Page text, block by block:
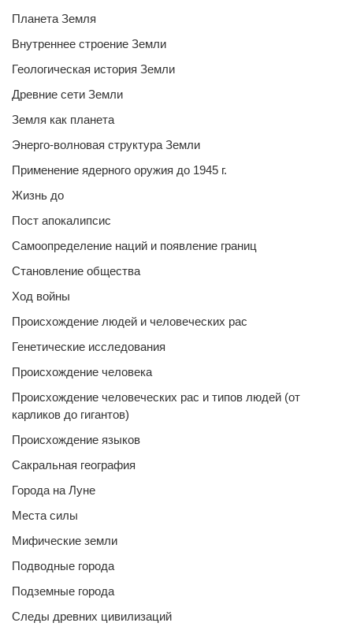
Планета Земля
Внутреннее строение Земли
Геологическая история Земли
Древние сети Земли
Земля как планета
Энерго-волновая структура Земли
Применение ядерного оружия до 1945 г.
Жизнь до
Пост апокалипсис
Самоопределение наций и появление границ
Становление общества
Ход войны
Происхождение людей и человеческих рас
Генетические исследования
Происхождение человека
Происхождение человеческих рас и типов людей (от
карликов до гигантов)
Происхождение языков
Сакральная география
Города на Луне
Места силы
Мифические земли
Подводные города
Подземные города
Следы древних цивилизаций